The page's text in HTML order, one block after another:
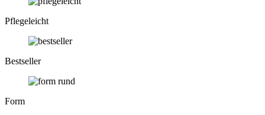
Pflege­leicht
Bestseller
Form